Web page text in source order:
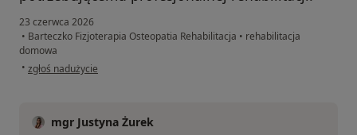
23 czerwca 2026
• Barteczko Fizjoterapia Osteopatia Rehabilitacja • rehabilitacja
domowa
• w opinii użytkownika Katarzyna.
zgłoś nadużycie
mgr Justyna Żurek